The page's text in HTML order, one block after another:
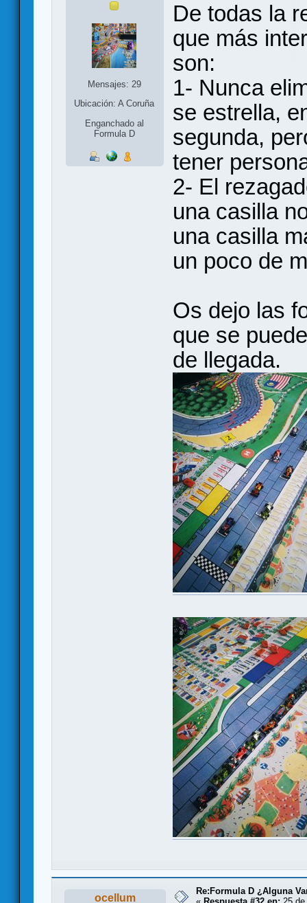
Mensajes: 29
Ubicación: A Coruña
Enganchado al
Formula D
De todas la
que más
son:
1- Nunca
se estrella,
segunda,
tener
2- El
una casilla
una casilla
un poco de
Os dejo las
que se
de llegada.
ocellum
Re:Formula D ¿Alguna